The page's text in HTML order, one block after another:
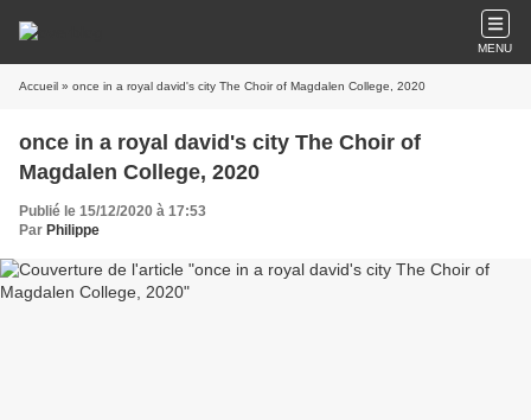
MENU
Accueil » once in a royal david's city The Choir of Magdalen College, 2020
once in a royal david's city The Choir of
Magdalen College, 2020
Publié le 15/12/2020 à 17:53
Par Philippe